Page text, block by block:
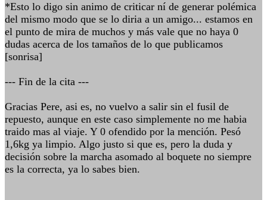
*Esto lo digo sin animo de criticar ní de generar polémica
del mismo modo que se lo diria a un amigo... estamos en
el punto de mira de muchos y más vale que no haya 0
dudas acerca de los tamaños de lo que publicamos
[sonrisa]
--- Fin de la cita ---
Gracias Pere, asi es, no vuelvo a salir sin el fusil de
repuesto, aunque en este caso simplemente no me habia
traido mas al viaje. Y 0 ofendido por la mención. Pesó
1,6kg ya limpio. Algo justo si que es, pero la duda y
decisión sobre la marcha asomado al boquete no siempre
es la correcta, ya lo sabes bien.